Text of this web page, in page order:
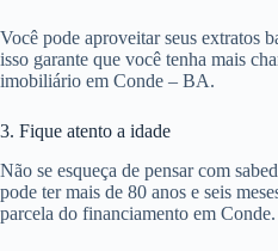
Você pode aproveitar seus extratos
isso garante que você tenha mais
imobiliário em Conde – BA.
3. Fique atento a idade
Não se esqueça de pensar com
pode ter mais de 80 anos e seis
parcela do financiamento em Conde.